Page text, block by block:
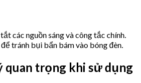
các nguồn sáng và công tắc chính.
tránh bụi bẩn bám vào bóng đèn.
quan trọng khi sử dụng